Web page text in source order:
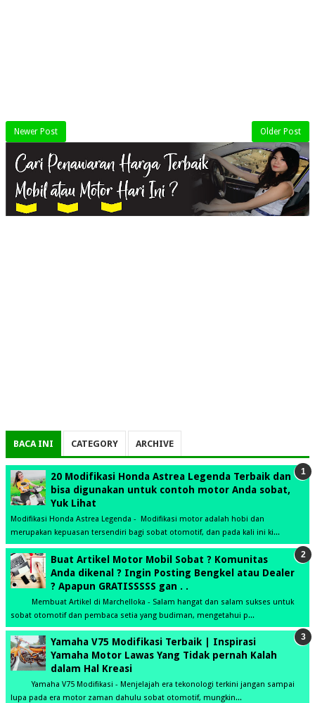
Newer Post Older Post
BACA INI CATEGORY ARCHIVE
20 Modifikasi Honda Astrea Legenda Terbaik dan
bisa digunakan untuk contoh motor Anda sobat,
Yuk Lihat
Modifikasi Honda Astrea Legenda - Modifikasi motor adalah hobi dan
merupakan kepuasan tersendiri bagi sobat otomotif, dan pada kali ini ki...
Buat Artikel Motor Mobil Sobat ? Komunitas
Anda dikenal ? Ingin Posting Bengkel atau Dealer
? Apapun GRATISSSSS gan . .
Membuat Artikel di Marchelloka - Salam hangat dan salam sukses untuk
sobat otomotif dan pembaca setia yang budiman, mengetahui p...
Yamaha V75 Modifikasi Terbaik | Inspirasi
Yamaha Motor Lawas Yang Tidak pernah Kalah
dalam Hal Kreasi
Yamaha V75 Modifikasi - Menjelajah era tekonologi terkini jangan sampai
lupa pada era motor zaman dahulu sobat otomotif, mungkin...